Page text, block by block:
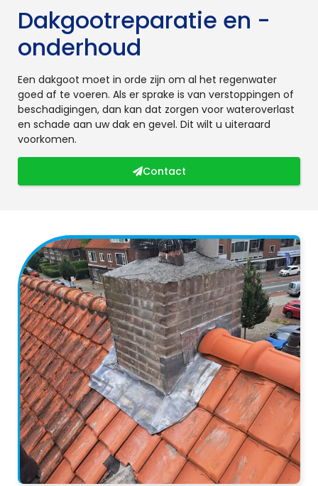
Dakgootreparatie en -
onderhoud
Een dakgoot moet in orde zijn om al het regenwater
goed af te voeren. Als er sprake is van verstoppingen of
beschadigingen, dan kan dat zorgen voor wateroverlast
en schade aan uw dak en gevel. Dit wilt u uiteraard
voorkomen.
Contact